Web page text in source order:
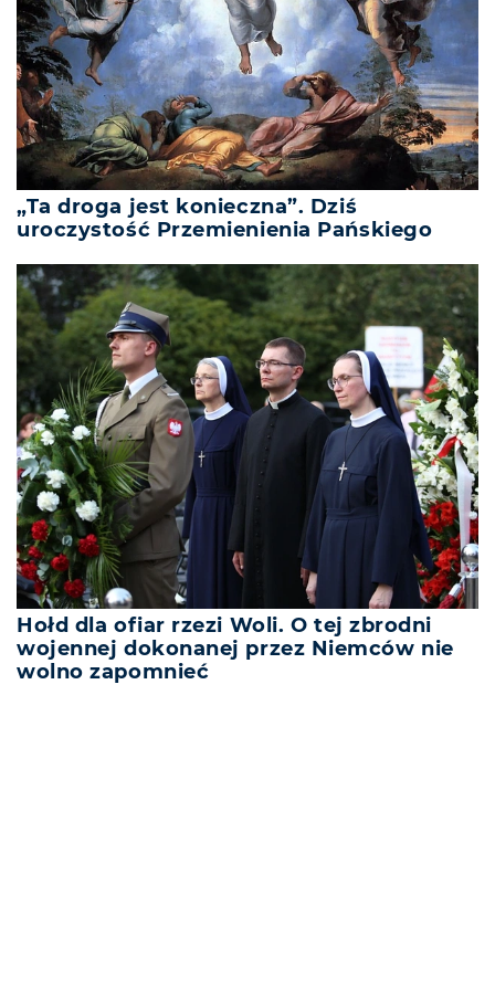
„Ta droga jest konieczna”. Dziś
uroczystość Przemienienia Pańskiego
Hołd dla ofiar rzezi Woli. O tej zbrodni
wojennej dokonanej przez Niemców nie
wolno zapomnieć